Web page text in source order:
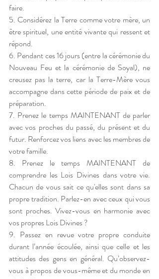
faire.
5. Considérez la Terre comme votre mère, un
être spirituel, une entité vivante qui ressent et
répond.
6. Pendant ces 16 jours (entre la cérémonie du
Nouveau Feu et la cérémonie de Soyal), ne
creusez pas la terre, car la Terre-Mère vous
accompagne dans cette période de paix et de
préparation.
7. Prenez le temps MAINTENANT de parler
avec vos proches du passé, du présent et du
futur. Renforcez vos liens avec les membres de
votre famille.
8. Prenez le temps MAINTENANT de
comprendre les Lois Divines dans votre vie.
Chacun de vous sait ce qu'elles sont dans sa
propre tradition. Parlez-en avec ceux qui vous
sont proches. Vivez-vous en harmonie avec
vos propres Lois Divines ?
9. Passez en revue votre propre conduite
durant l’année écoulée, ainsi que celle et les
attitudes des gens en général. Qu’observez-
vous à propos de vous-même et du monde en